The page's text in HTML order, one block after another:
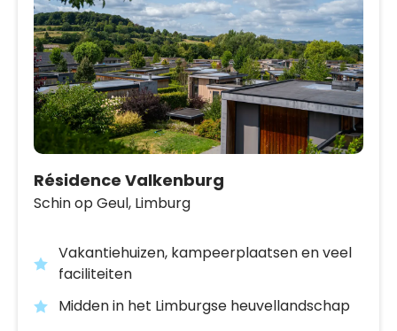
Résidence Valkenburg
Schin op Geul, Limburg
Vakantiehuizen, kampeerplaatsen en veel
faciliteiten
Midden in het Limburgse heuvellandschap